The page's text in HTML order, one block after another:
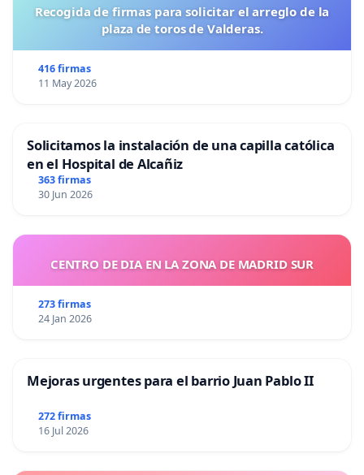
Recogida de firmas para solicitar el arreglo de la
plaza de toros de Valderas.
416 firmas
11 May 2026
Solicitamos la instalación de una capilla católica
en el Hospital de Alcañiz
363 firmas
30 Jun 2026
CENTRO DE DIA EN LA ZONA DE MADRID SUR
273 firmas
24 Jan 2026
Mejoras urgentes para el barrio Juan Pablo II
272 firmas
16 Jul 2026